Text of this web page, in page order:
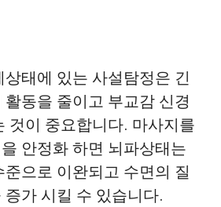
태에 있는 사설탐정은 긴
동을 줄이고 부교감 신경
것이 중요합니다. 마사지를
안정화 하면 뇌파상태는
으로 이완되고 수면의 질
가 시킬 수 있습니다.